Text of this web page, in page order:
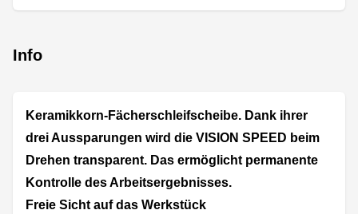
Info
Keramikkorn-Fächerschleifscheibe. Dank ihrer
drei Aussparungen wird die VISION SPEED beim
Drehen transparent. Das ermöglicht permanente
Kontrolle des Arbeitsergebnisses.
Freie Sicht auf das Werkstück